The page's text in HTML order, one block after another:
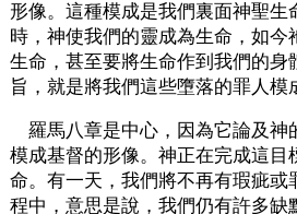
形像。這種模成是我們裏面神聖生
時，神使我們的靈成為生命，如今
生命，甚至要將生命作到我們的身
旨，就是將我們這些墮落的罪人模
羅馬八章是中心，因為它論及
模成基督的形像。神正在完成這目
命。有一天，我們將不再有瑕疵或
程中，意思是說，我們仍有許多缺